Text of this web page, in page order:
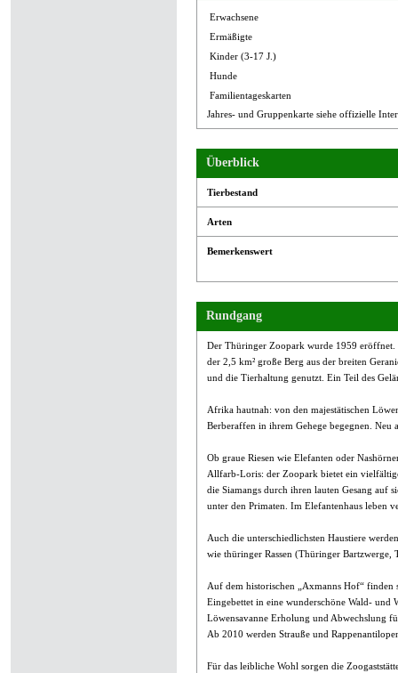
Erwachsene
Ermäßigte
Kinder (3-17 J.)
Hunde
Familientageskarten
Jahres- und Gruppenkarte siehe offizielle
Überblick
Tierbestand
Arten
Bemerkenswert
Rundgang
Der Thüringer Zoopark wurde 1959 eröffnet.
der 2,5 km² große Berg aus der breiten
und die Tierhaltung genutzt. Ein Teil des
Afrika hautnah: von den majestätischen
Berberaffen in ihrem Gehege begegnen.
Ob graue Riesen wie Elefanten oder
Allfarb-Loris: der Zoopark bietet ein
die Siamangs durch ihren lauten Gesang auf
unter den Primaten. Im Elefantenhaus leben
Auch die unterschiedlichsten Haustiere
wie thüringer Rassen (Thüringer Bartzwerge,
Auf dem historischen „Axmanns Hof“ finden
Eingebettet in eine wunderschöne Wald- und
Löwensavanne Erholung und Abwechslung
Ab 2010 werden Strauße und
Für das leibliche Wohl sorgen die